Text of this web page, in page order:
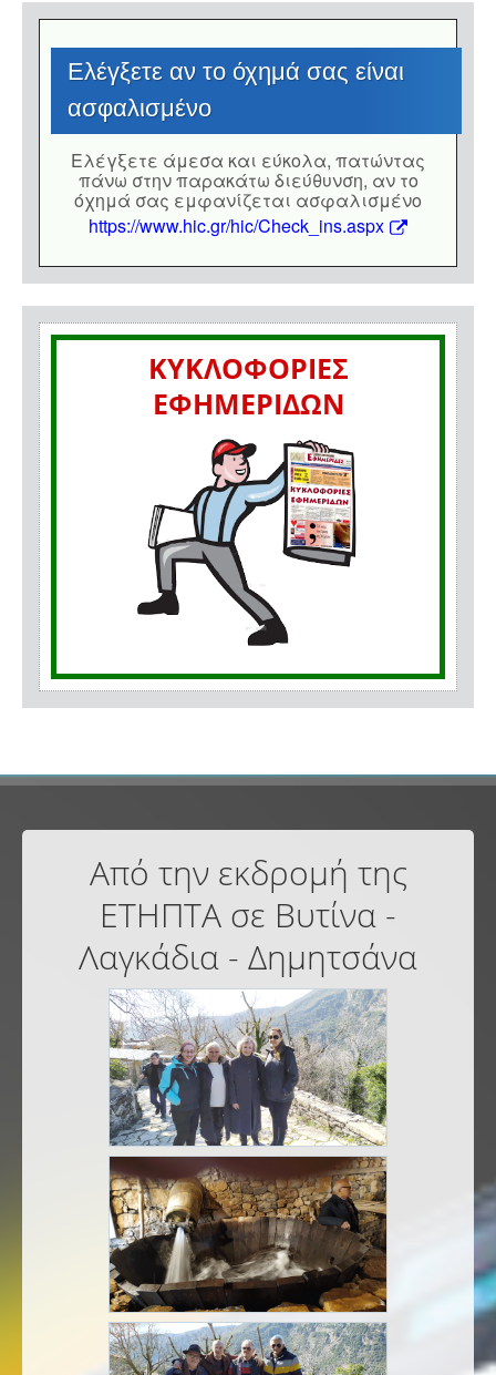
Eλέγξετε αν το όχημά σας είναι
ασφαλισμένο
Eλέγξετε άμεσα και εύκολα, πατώντας
πάνω στην παρακάτω διεύθυνση, αν το
όχημά σας εμφανίζεται ασφαλισμένο
https://www.hic.gr/hic/Check_ins.aspx
ΚΥΚΛΟΦΟΡΙΕΣ
ΕΦΗΜΕΡΙΔΩΝ
Από την εκδρομή της
ΕΤΗΠΤΑ σε Βυτίνα -
Λαγκάδια - Δημητσάνα